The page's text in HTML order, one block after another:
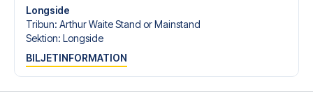
Longside
Tribun: Arthur Waite Stand or Mainstand
Sektion: Longside
BILJETINFORMATION